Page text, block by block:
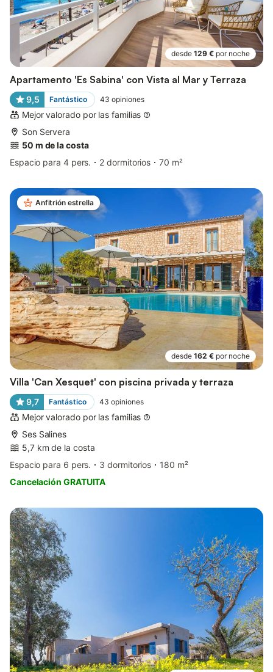
desde 129 € por noche
Apartamento 'Es Sabina' con Vista al Mar y Terraza
9,5 Fantástico 43 opiniones
Mejor valorado por las familias
Son Servera
50 m de la costa
Espacio para 4 pers.
2 dormitorios 70 m²
Anfitrión estrella
desde 162 € por noche
Villa 'Can Xesquet' con piscina privada y terraza
9,7 Fantástico 43 opiniones
Mejor valorado por las familias
Ses Salines
5,7 km de la costa
Espacio para 6 pers.
3 dormitorios
180 m²
Cancelación GRATUITA